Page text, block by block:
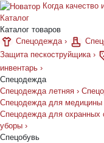
Когда качество
Каталог
Каталог товаров
Спецодежда ›
Защита пескоструйщика ›
инвентарь ›
Спецодежда
Спецодежда летняя ›
Спецодежда для медицины
Спецодежда для охранных
уборы ›
Спецобувь